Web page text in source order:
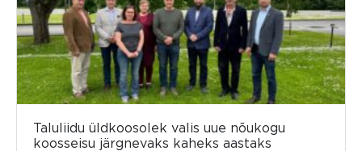
Taluliidu üldkoosolek valis uue nõukogu
koosseisu järgnevaks kaheks aastaks